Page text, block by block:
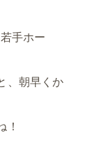
手ホー
、朝早くか
！